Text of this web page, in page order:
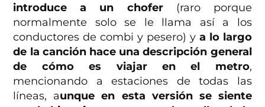
introduce a un chofer(raro porque
normalmente solo se le llama así a los
conductores de combi y pesero) ya lo largo
de la canción hace una descripción general
de cómo es viajar en el metro,
mencionando a estaciones de todas las
líneas, aunque en esta versión se siente